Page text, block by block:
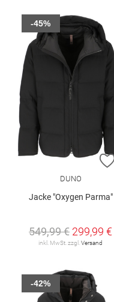
DUNO
Jacke "Oxygen Parma"
549,99 € 299,99 €
inkl. MwSt. zzgl. Versand
-45%
-42%